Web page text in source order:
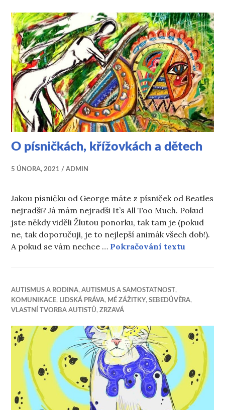
O písničkách, křížovkách a dětech
5 ÚNORA, 2021 ADMIN
Jakou písničku od George máte z písniček od Beatles
nejradši? Já mám nejradši It’s All Too Much. Pokud
jste někdy viděli Žlutou ponorku, tak tam je (pokud
ne, tak doporučuji, je to nejlepší animák všech dob!).
A pokud se vám nechce … Pokračování textu
AUTISMUS A RODINA,AUTISMUS A SAMOSTATNOST ,
KOMUNIKACE, LIDSKÁ PRÁVA, MÉ ZÁŽITKY,SEBEDŮVĚRA,
VLASTNÍ TVORBA AUTISTŮ,ZRZAVÁ